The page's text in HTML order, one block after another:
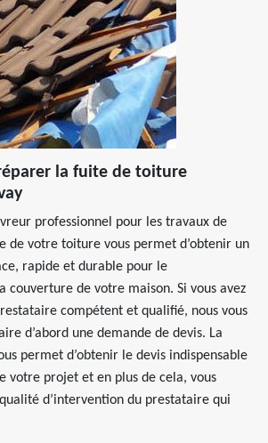
la fuite de toiture
professionnel pour les travaux de
de votre toiture vous permet d’obtenir un
rapide et durable pour le
couverture de votre maison. Si vous avez
compétent et qualifié, nous vous
d’abord une demande de devis. La
permet d’obtenir le devis indispensable
votre projet et en plus de cela, vous
d’intervention du prestataire qui